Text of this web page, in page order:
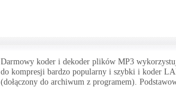
Darmowy koder i dekoder plików MP3
do kompresji bardzo popularny i szybki i koder
(dołączony do archiwum z programem).